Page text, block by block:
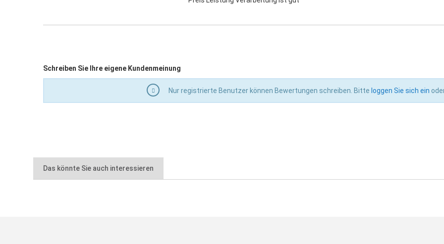
Schreiben Sie Ihre eigene Kundenmeinung
Nur registrierte Benutzer können Bewertungen schreiben. Bitte loggen Sie sich ein
Das könnte Sie auch interessieren